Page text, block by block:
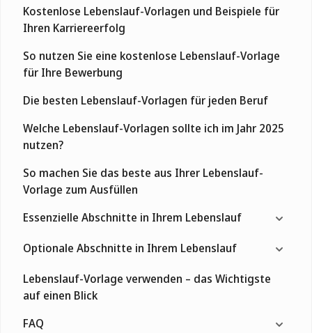
Kostenlose Lebenslauf-Vorlagen und Beispiele für
Ihren Karriereerfolg
So nutzen Sie eine kostenlose Lebenslauf-Vorlage
für Ihre Bewerbung
Die besten Lebenslauf-Vorlagen für jeden Beruf
Welche Lebenslauf-Vorlagen sollte ich im Jahr 2025
nutzen?
So machen Sie das beste aus Ihrer Lebenslauf-
Vorlage zum Ausfüllen
Essenzielle Abschnitte in Ihrem Lebenslauf
Optionale Abschnitte in Ihrem Lebenslauf
Lebenslauf-Vorlage verwenden – das Wichtigste
auf einen Blick
FAQ